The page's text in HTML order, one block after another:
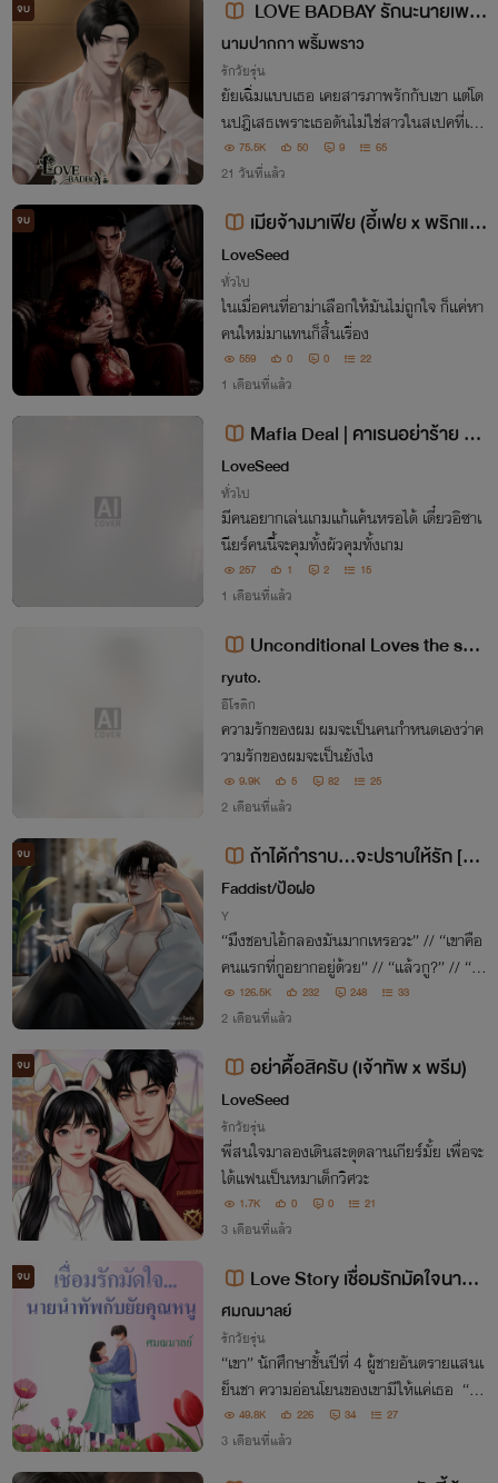
จบ
LOVE BADBAY รักนะนายเพล
ย์บอย 18+ ( ซีรีส์ LOVE SO HOT )
นามปากกา พริ้มพราว
รักวัยรุ่น
ยัยเฉิ่มแบบเธอ เคยสารภาพรักกับเขา แต่โด
นปฎิเสธเพราะเธอดันไม่ใช่สาวในสเปคที่เขา
ต้องการ
75.5K 50 9 65
21 วันที่แล้ว
จบ
เมียจ้างมาเฟีย (อี้เฟย x พริกแก
ง)
LoveSeed
ทั่วไป
ในเมื่อคนที่อาม่าเลือกให้มันไม่ถูกใจ ก็แค่หา
คนใหม่มาแทนก็สิ้นเรื่อง
559 0 0 22
1 เดือนที่แล้ว
Mafia Deal | คาเรนอย่าร้าย คา
เรนxซาเนียร์
LoveSeed
ทั่วไป
มีคนอยากเล่นเกมแก้แค้นหรอได้ เดี๋ยวอิซาเ
นียร์คนนี้จะคุมทั้งผัวคุมทั้งเกม
257 1 2 15
1 เดือนที่แล้ว
Unconditional Loves the seri
es ( รักไร้ขอบเขต )
ryuto.
อีโรติก
ความรักของผม ผมจะเป็นคนกำหนดเองว่าค
วามรักของผมจะเป็นยังไง
9.9K 5 82 25
2 เดือนที่แล้ว
จบ
ถ้าได้กำราบ…จะปราบให้รัก [สิน
Xมิกซ์]
Faddist/ป้อฝอ
Y
“มึงชอบไอ้กลองมันมากเหรอวะ” // “เขาคือ
คนแรกที่กูอยากอยู่ด้วย” // “แล้วกู?” // “กู
ดูเหมือนอยากอยู่กับลุงขนาดนั้นเลยเหรอว
ะ”
126.5K 232 248 33
2 เดือนที่แล้ว
จบ อย่าดื้อสิครับ (เจ้าทัพ x พรีม)
LoveSeed
รักวัยรุ่น
พี่สนใจมาลองเดินสะดุดลานเกียร์มั้ย เพื่อจะ
ได้แฟนเป็นหมาเด็กวิศวะ
1.7K 0 0 21
3 เดือนที่แล้ว
จบ
Love Story เชื่อมรักมัดใจนาย
นำทัพกับยัยคุณหนู 18+
ศมณมาลย์
รักวัยรุ่น
“เขา” นักศึกษาชั้นปีที่ 4 ผู้ชายอันตรายแสนเ
ย็นชา ความอ่อนโยนของเขามีให้แค่เธอ “รู้ห
รือเปล่าว่ากำลังจีบ”
49.8K 226 34 27
3 เดือนที่แล้ว